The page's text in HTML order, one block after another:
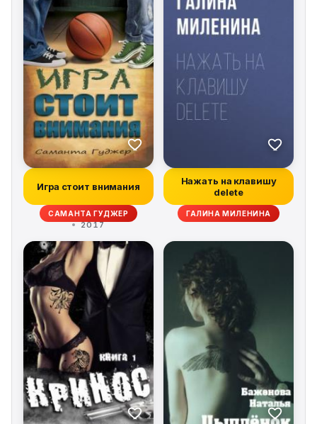
Игра стоит внимания
САМАНТА ГУДЖЕР
2017
Нажать на клавишу
delete
ГАЛИНА МИЛЕНИНА